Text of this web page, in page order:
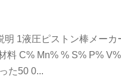
1液圧ピストン棒メー
C% Mn% % S% P%
た50 0...